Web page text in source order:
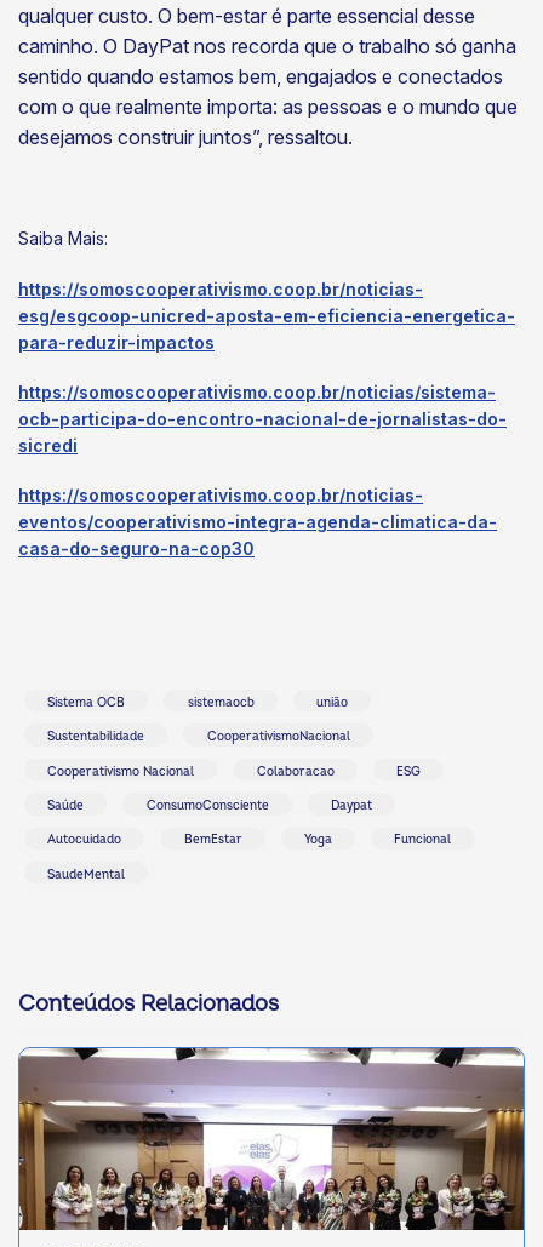
qualquer custo. O bem-estar é parte essencial desse
caminho. O DayPat nos recorda que o trabalho só ganha
sentido quando estamos bem, engajados e conectados
com o que realmente importa: as pessoas e o mundo que
desejamos construir juntos”, ressaltou.
Saiba Mais:
https://somoscooperativismo.coop.br/noticias-
esg/esgcoop-unicred-aposta-em-eficiencia-energetica-
para-reduzir-impactos
https://somoscooperativismo.coop.br/noticias/sistema-
ocb-participa-do-encontro-nacional-de-jornalistas-do-
sicredi
https://somoscooperativismo.coop.br/noticias-
eventos/cooperativismo-integra-agenda-climatica-da-
casa-do-seguro-na-cop30
Sistema OCB sistemaocb união
Sustentabilidade CooperativismoNacional
Cooperativismo Nacional Colaboracao ESG
Saúde ConsumoConsciente Daypat
Autocuidado BemEstar Yoga Funcional
SaudeMental
Conteúdos Relacionados